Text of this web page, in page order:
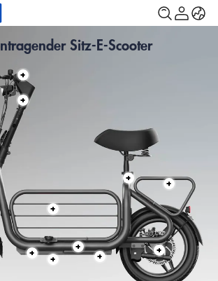
Sitz-E-Scooter